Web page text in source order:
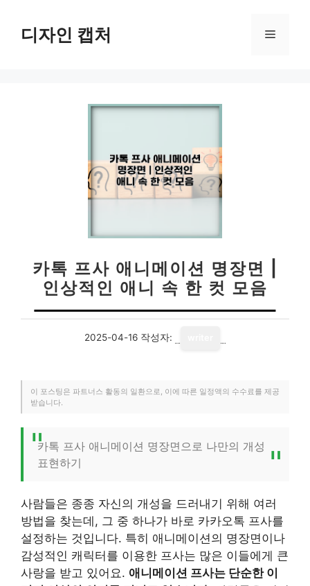
디자인 캡처 메
카톡 프사 애니메이션 명장면 |
인상적인 애니 속 한 컷 모음
2025-04-16 작성자:
이 포스팅은 파트너스 활동의 일환으로, 이에 따른 일정액의 수수료를 제공
받습니다.
카톡 프사 애니메이션 명장면으로 나만의 개성
표현하기
사람들은 종종 자신의 개성을 드러내기 위해 여러
방법을 찾는데, 그 중 하나가 바로 카카오톡 프사를
설정하는 것입니다. 특히 애니메이션의 명장면이나
감성적인 캐릭터를 이용한 프사는 많은 이들에게 큰
사랑을 받고 있어요. 애니메이션 프사는 단순한 이